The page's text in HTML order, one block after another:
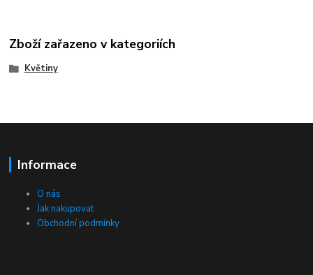
Zboží zařazeno v kategoriích
Květiny
Informace
O nás
Jak nakupovat
Obchodní podmínky